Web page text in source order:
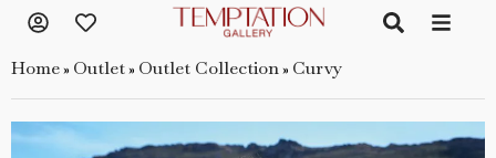
Home» Outlet» Outlet Collection» Curvy